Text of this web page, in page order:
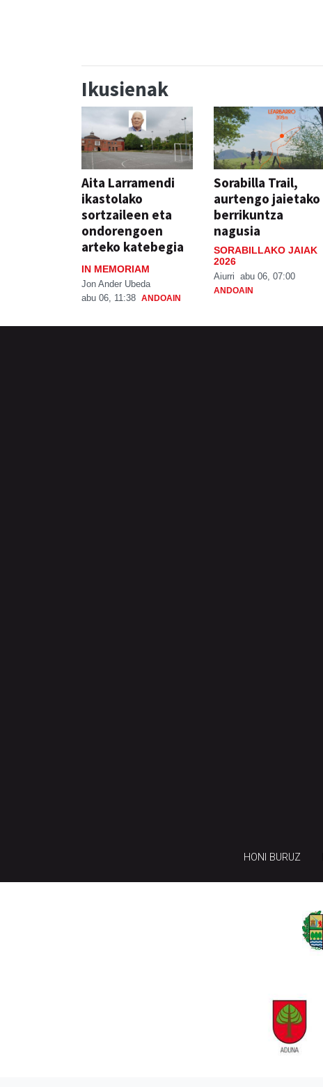
Ikusienak
Aita Larramendi
ikastolako
sortzaileen eta
ondorengoen
arteko katebegia
IN MEMORIAM
Jon Ander Ubeda
abu 06, 11:38 ANDOAIN
Sorabilla Trail,
aurtengo jaietako
berrikuntza
nagusia
SORABILLAKO JAIAK
2026
Aiurri abu 06, 07:00
ANDOAIN
HONI BURUZ